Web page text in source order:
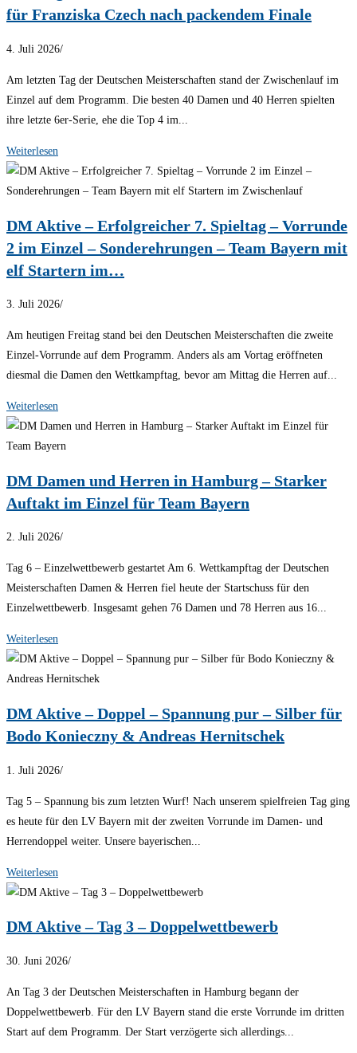
für Franziska Czech nach packendem Finale
4. Juli 2026/
Am letzten Tag der Deutschen Meisterschaften stand der Zwischenlauf im
Einzel auf dem Programm. Die besten 40 Damen und 40 Herren spielten
ihre letzte 6er-Serie, ehe die Top 4 im...
Weiterlesen
DM Aktive – Erfolgreicher 7. Spieltag – Vorrunde
2 im Einzel – Sonderehrungen – Team Bayern mit
elf Startern im…
3. Juli 2026/
Am heutigen Freitag stand bei den Deutschen Meisterschaften die zweite
Einzel-Vorrunde auf dem Programm. Anders als am Vortag eröffneten
diesmal die Damen den Wettkampftag, bevor am Mittag die Herren auf...
Weiterlesen
DM Damen und Herren in Hamburg – Starker
Auftakt im Einzel für Team Bayern
2. Juli 2026/
Tag 6 – Einzelwettbewerb gestartet Am 6. Wettkampftag der Deutschen
Meisterschaften Damen & Herren fiel heute der Startschuss für den
Einzelwettbewerb. Insgesamt gehen 76 Damen und 78 Herren aus 16...
Weiterlesen
DM Aktive – Doppel – Spannung pur – Silber für
Bodo Konieczny & Andreas Hernitschek
1. Juli 2026/
Tag 5 – Spannung bis zum letzten Wurf! Nach unserem spielfreien Tag ging
es heute für den LV Bayern mit der zweiten Vorrunde im Damen- und
Herrendoppel weiter. Unsere bayerischen...
Weiterlesen
DM Aktive – Tag 3 – Doppelwettbewerb
30. Juni 2026/
An Tag 3 der Deutschen Meisterschaften in Hamburg begann der
Doppelwettbewerb. Für den LV Bayern stand die erste Vorrunde im dritten
Start auf dem Programm. Der Start verzögerte sich allerdings...